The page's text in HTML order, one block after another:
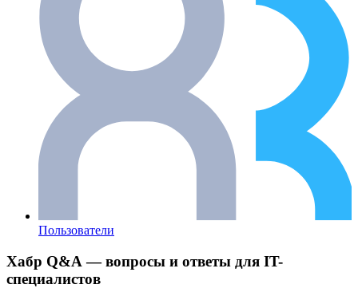
Пользователи
Хабр Q&A — вопросы и ответы для IT-
специалистов